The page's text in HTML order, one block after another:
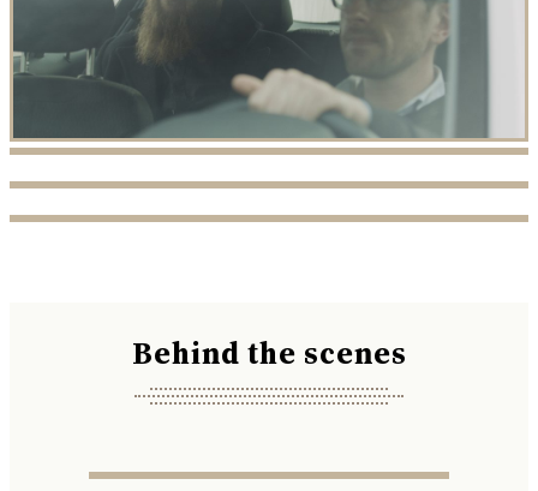
Behind the scenes